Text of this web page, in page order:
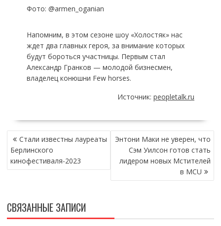
Фото: @armen_oganian
Напомним, в этом сезоне шоу «Холостяк» нас
ждет два главных героя, за внимание которых
будут бороться участницы. Первым стал
Александр Гранков — молодой бизнесмен,
владелец конюшни Few horses.
Источник:peopletalk.ru
НАВИГАЦИЯ
ПО
ЗАПИСЯМ
Стали известны лауреаты
Берлинского
кинофестиваля-2023
Энтони Маки не уверен, что
Сэм Уилсон готов стать
лидером новых Мстителей
в MCU
СВЯЗАННЫЕ ЗАПИСИ